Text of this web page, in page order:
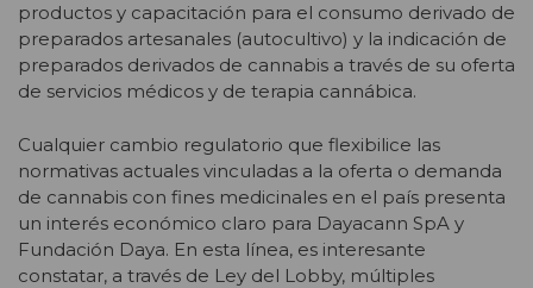
productos y capacitación para el consumo derivado de
preparados artesanales (autocultivo) y la indicación de
preparados derivados de cannabis a través de su oferta
de servicios médicos y de terapia cannábica.
Cualquier cambio regulatorio que flexibilice las
normativas actuales vinculadas a la oferta o demanda
de cannabis con fines medicinales en el país presenta
un interés económico claro para Dayacann SpA y
Fundación Daya. En esta línea, es interesante
constatar, a través de Ley del Lobby, múltiples